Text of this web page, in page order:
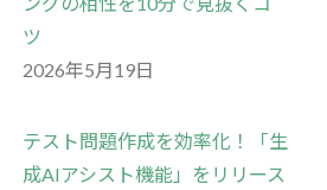
ツ
2026年5月19日
テスト問題作成を効率化！「生
成AIアシスト機能」をリリース